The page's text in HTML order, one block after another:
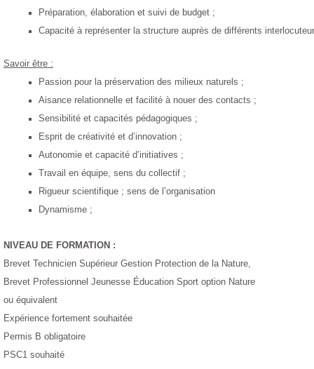
Préparation, élaboration et suivi de budget ;
Capacité à représenter la structure auprès de différents
Savoir être :
Passion pour la préservation des milieux naturels ;
Aisance relationnelle et facilité à nouer des contacts ;
Sensibilité et capacités pédagogiques ;
Esprit de créativité et d’innovation ;
Autonomie et capacité d’initiatives ;
Travail en équipe, sens du collectif ;
Rigueur scientifique ; sens de l’organisation
Dynamisme ;
NIVEAU DE FORMATION :
Brevet Technicien Supérieur Gestion Protection de la Nature,
Brevet Professionnel Jeunesse Éducation Sport option Nature
ou équivalent
Expérience fortement souhaitée
Permis B obligatoire
PSC1 souhaité